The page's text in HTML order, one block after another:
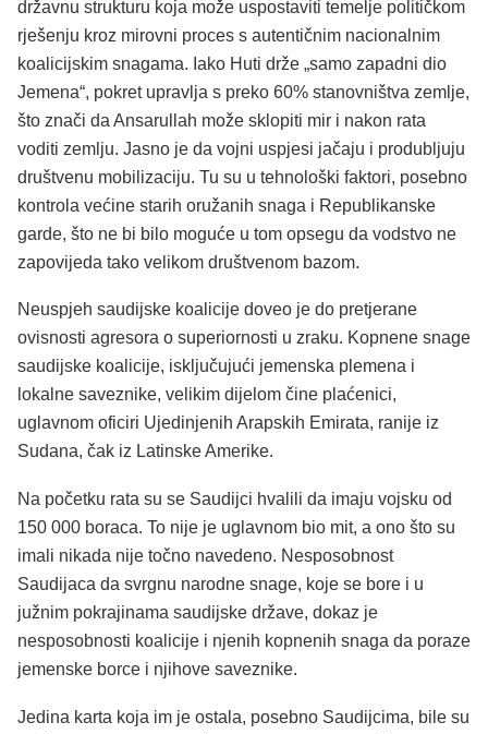
državnu strukturu koja može uspostaviti temelje političkom
rješenju kroz mirovni proces s autentičnim nacionalnim
koalicijskim snagama. Iako Huti drže „samo zapadni dio
Jemena“, pokret upravlja s preko 60% stanovništva zemlje,
što znači da Ansarullah može sklopiti mir i nakon rata
voditi zemlju. Jasno je da vojni uspjesi jačaju i produbljuju
društvenu mobilizaciju. Tu su u tehnološki faktori, posebno
kontrola većine starih oružanih snaga i Republikanske
garde, što ne bi bilo moguće u tom opsegu da vodstvo ne
zapovijeda tako velikom društvenom bazom.
Neuspjeh saudijske koalicije doveo je do pretjerane
ovisnosti agresora o superiornosti u zraku. Kopnene snage
saudijske koalicije, isključujući jemenska plemena i
lokalne saveznike, velikim dijelom čine plaćenici,
uglavnom oficiri Ujedinjenih Arapskih Emirata, ranije iz
Sudana, čak iz Latinske Amerike.
Na početku rata su se Saudijci hvalili da imaju vojsku od
150 000 boraca. To nije je uglavnom bio mit, a ono što su
imali nikada nije točno navedeno. Nesposobnost
Saudijaca da svrgnu narodne snage, koje se bore i u
južnim pokrajinama saudijske države, dokaz je
nesposobnosti koalicije i njenih kopnenih snaga da poraze
jemenske borce i njihove saveznike.
Jedina karta koja im je ostala, posebno Saudijcima, bile su